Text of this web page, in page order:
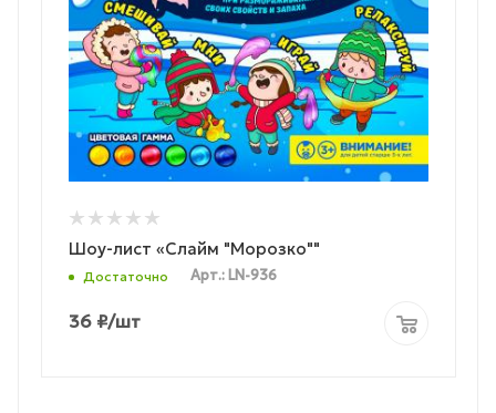
Шоу-лист «Слайм "Морозко""
Достаточно Арт.: LN-936
36 ₽/шт